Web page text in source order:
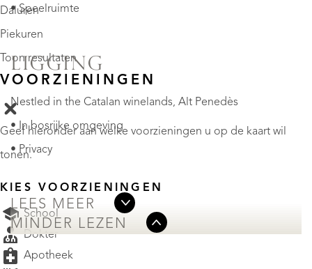
• Speelruimte
LIGGING
Nestled in the Catalan winelands, Alt Penedès
• In bosrijke omgeving
• Privacy
LEES MEER
MINDER LEZEN
Daluren
Piekuren
Toon resultaten
VOORZIENINGEN
Geef hieronder aan welke voorzieningen u op de kaart wil
tonen.
KIES VOORZIENINGEN
School
Dokter
Apotheek